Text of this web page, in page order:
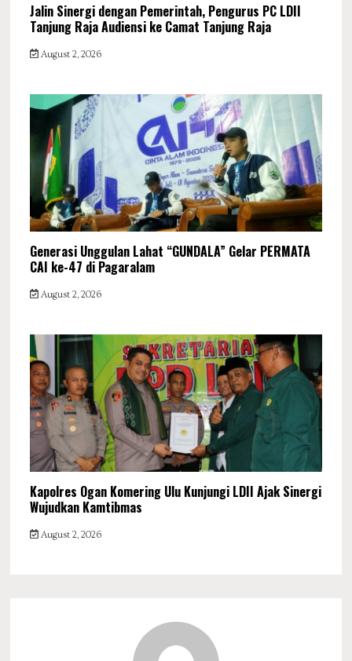
Jalin Sinergi dengan Pemerintah, Pengurus PC LDII
Tanjung Raja Audiensi ke Camat Tanjung Raja
August 2, 2026
Generasi Unggulan Lahat “GUNDALA” Gelar PERMATA
CAI ke-47 di Pagaralam
August 2, 2026
Kapolres Ogan Komering Ulu Kunjungi LDII Ajak Sinergi
Wujudkan Kamtibmas
August 2, 2026